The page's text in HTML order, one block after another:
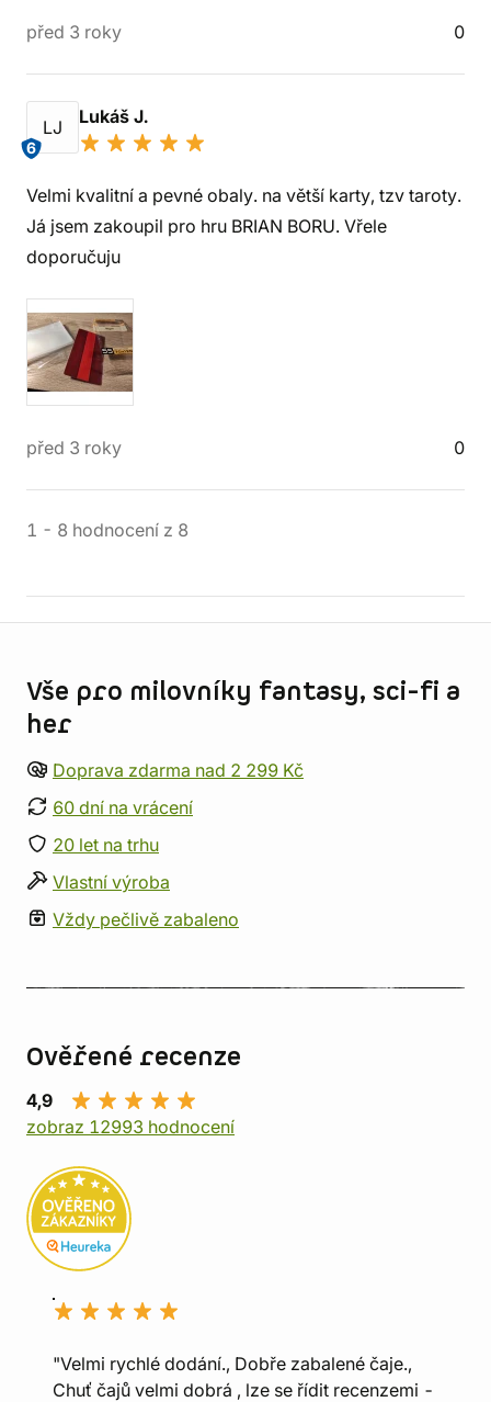
před 3 roky 0
LJ
6
Lukáš J.
Velmi kvalitní a pevné obaly. na větší karty, tzv taroty.
Já jsem zakoupil pro hru BRIAN BORU. Vřele
doporučuju
před 3 roky 0
1 - 8 hodnocení z 8
Vše pro milovníky fantasy, sci-fi a
her
Doprava zdarma nad 2 299 Kč
60 dní na vrácení
20 let na trhu
Vlastní výroba
Vždy pečlivě zabaleno
Ověřené recenze
4,9
zobraz 12993 hodnocení
"Velmi rychlé dodání., Dobře zabalené čaje.,
Chuť čajů velmi dobrá , lze se řídit recenzemi -